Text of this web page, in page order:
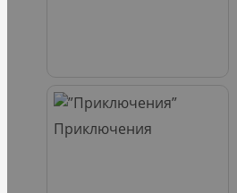
Приключения